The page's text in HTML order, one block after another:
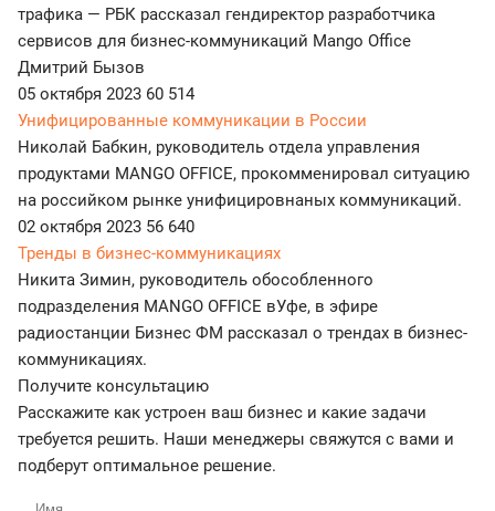
трафика — РБК рассказал гендиректор разработчика
сервисов для бизнес-коммуникаций Mango Office
Дмитрий Бызов
05 октября 2023 60 514
Унифицированные коммуникации в России
Николай Бабкин, руководитель отдела управления
продуктами MANGO OFFICE, прокомменировал ситуацию
на российком рынке унифицировнаных коммуникаций.
02 октября 2023 56 640
Тренды в бизнес-коммуникациях
Никита Зимин, руководитель обособленного
подразделения MANGO OFFICE вУфе, в эфире
радиостанции Бизнес ФМ рассказал о трендах в бизнес-
коммуникациях.
Получите консультацию
Расскажите как устроен ваш бизнес и какие задачи
требуется решить. Наши менеджеры свяжутся с вами и
подберут оптимальное решение.